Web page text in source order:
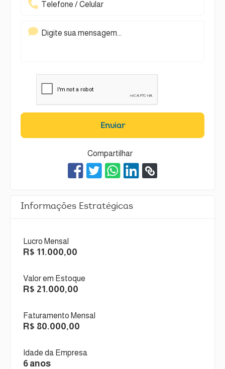
Enviar
Compartilhar
Informações Estratégicas
Lucro Mensal
R$ 11.000,00
Valor em Estoque
R$ 21.000,00
Faturamento Mensal
R$ 80.000,00
Idade da Empresa
6 anos